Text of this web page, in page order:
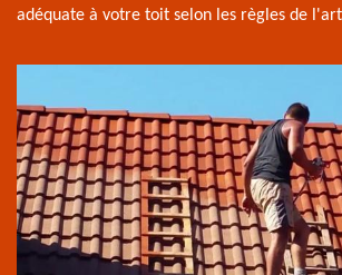
adéquate à votre toit selon les règles de